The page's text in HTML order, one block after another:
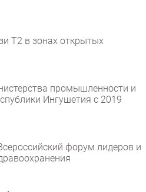
T2 в зонах открытых
промышленности и
Ингушетия с 2019
форум лидеров и